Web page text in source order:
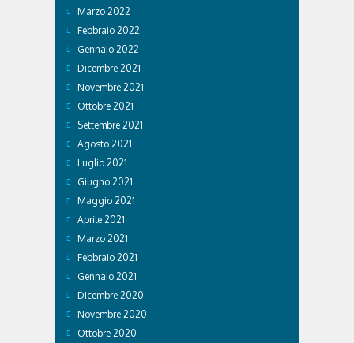
Marzo 2022
Febbraio 2022
Gennaio 2022
Dicembre 2021
Novembre 2021
Ottobre 2021
Settembre 2021
Agosto 2021
Luglio 2021
Giugno 2021
Maggio 2021
Aprile 2021
Marzo 2021
Febbraio 2021
Gennaio 2021
Dicembre 2020
Novembre 2020
Ottobre 2020